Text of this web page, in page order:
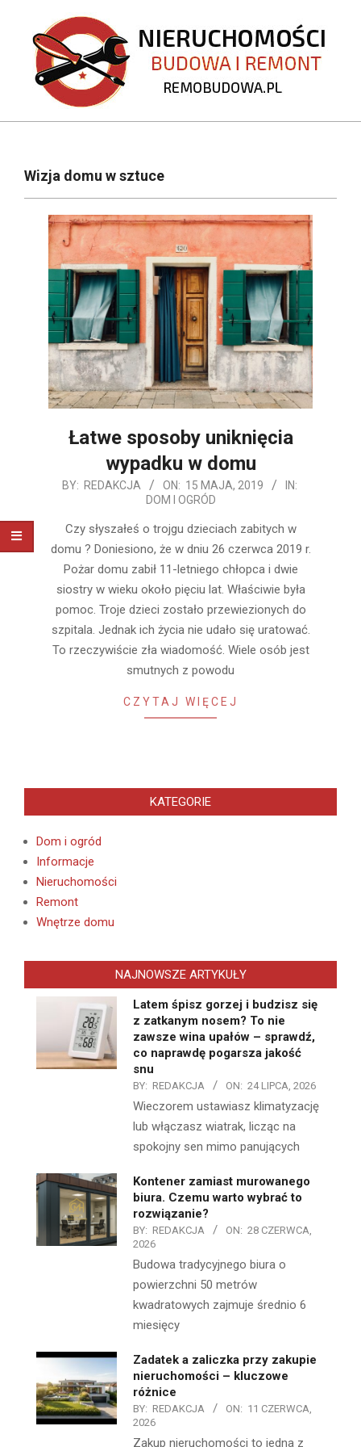
content
REMOBUDOWA.PL
NavigationWizja domu w sztuce
Łatwe sposoby uniknięcia
wypadku w domu
2019-
BY: REDAKCJA ON: 15 MAJA, 2019
IN:
DOM I OGRÓD
Czy słyszałeś o trojgu dzieciach zabitych w
domu ? Doniesiono, że w dniu 26 czerwca 2019 r.
Pożar domu zabił 11-letniego chłopca i dwie
siostry w wieku około pięciu lat. Właściwie była
pomoc. Troje dzieci zostało przewiezionych do
szpitala. Jednak ich życia nie udało się uratować.
To rzeczywiście zła wiadomość. Wiele osób jest
smutnych z powodu
CZYTAJ WIĘCEJ
KATEGORIE
Dom i ogród
Informacje
Nieruchomości
Remont
Wnętrze domu
NAJNOWSZE ARTYKUŁY
Latem śpisz gorzej i budzisz się
z zatkanym nosem? To nie
zawsze wina upałów – sprawdź,
co naprawdę pogarsza jakość
snu
BY: REDAKCJA ON: 24 LIPCA, 2026
Wieczorem ustawiasz klimatyzację
lub włączasz wiatrak, licząc na
spokojny sen mimo panujących
Kontener zamiast murowanego
biura. Czemu warto wybrać to
rozwiązanie?
BY: REDAKCJA ON: 28 CZERWCA,
2026
Budowa tradycyjnego biura o
powierzchni 50 metrów
kwadratowych zajmuje średnio 6
miesięcy
Zadatek a zaliczka przy zakupie
nieruchomości – kluczowe
różnice
BY: REDAKCJA ON: 11 CZERWCA,
2026
Zakup nieruchomości to jedna z